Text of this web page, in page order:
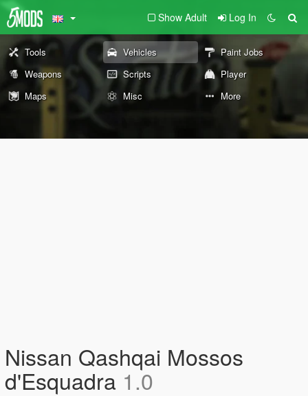
Show Adult Log In
Tools Vehicles
Paint Jobs
Weapons
Scripts
Player
Maps
Misc More
Nissan Qashqai Mossos
d'Esquadra 1.0